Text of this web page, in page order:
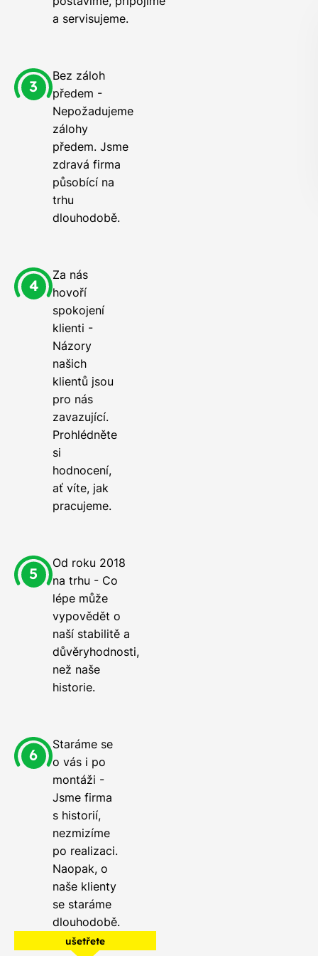
a servisujeme.
Bez záloh
předem -
Nepožadujeme
zálohy
předem. Jsme
zdravá firma
působící na
trhu
dlouhodobě.
Za nás
hovoří
spokojení
klienti -
Názory
našich
klientů jsou
pro nás
zavazující.
Prohlédněte
si
hodnocení,
ať víte, jak
pracujeme.
Od roku 2018
na trhu - Co
lépe může
vypovědět o
naší stabilitě a
důvěryhodnosti,
než naše
historie.
Staráme se
o vás i po
montáži -
Jsme firma
s historií,
nezmizíme
po realizaci.
Naopak, o
naše klienty
se staráme
dlouhodobě.
ušetřete